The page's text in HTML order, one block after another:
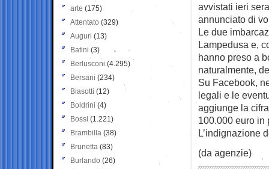
avvistati ieri
annunciato di
Le due
Lampedusa e,
hanno preso a
naturalmente,
Su Facebook,
legali e le
aggiunge la
100.000 euro in
L’indignazione
(da agenzie)
arte (175)
Attentato (329)
Auguri (13)
Batini (3)
Berlusconi (4.295)
Bersani (234)
Biasotti (12)
Boldrini (4)
Bossi (1.221)
Brambilla (38)
Brunetta (83)
Burlando (26)